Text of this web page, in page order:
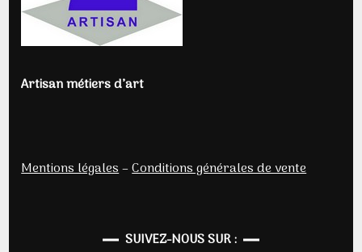
Artisan métiers d’art
Mentions légales–Conditions générales de vente
SUIVEZ-NOUS SUR :